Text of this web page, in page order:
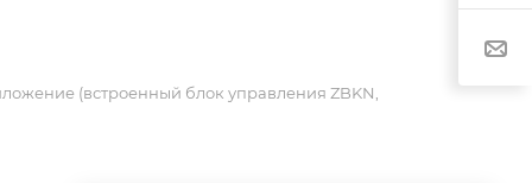
(встроенный блок управления ZBKN,